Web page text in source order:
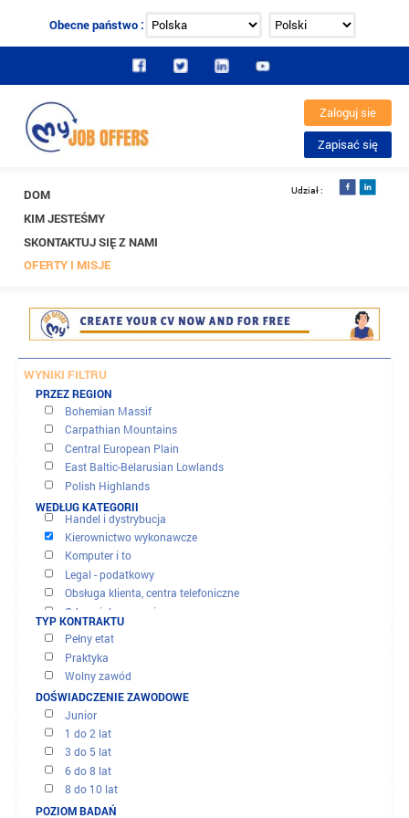
Obecne państwo :
DOM
KIM JESTEŚMY
SKONTAKTUJ SIĘ Z NAMI
OFERTY I MISJE
WYNIKI FILTRU
PRZEZ REGION
Bohemian Massif
Carpathian Mountains
Central European Plain
East Baltic-Belarusian Lowlands
Polish Highlands
Pomerania
WEDŁUG KATEGORII
Banki - finanse - ubezpieczenie
Budowa - inżynieria lądowa
Handel i dystrybucja